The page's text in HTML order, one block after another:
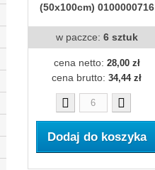
(50x100cm) 0100000716
w paczce: 6 sztuk
cena netto: 28,00 zł
cena brutto: 34,44 zł
Dodaj do koszyka